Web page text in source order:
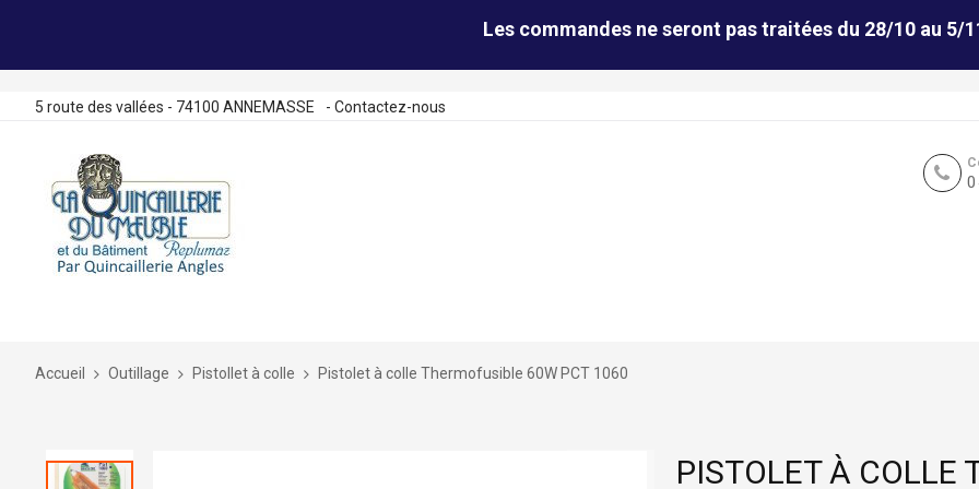
Les commandes ne seront pas traitées du 28/10 au 5/
5 route des vallées - 74100 ANNEMASSE - Contactez-nous
Accueil Outillage Pistollet à colle Pistolet à colle Thermofusible 60W PCT 1060
Skip
PISTOLET À COLLE